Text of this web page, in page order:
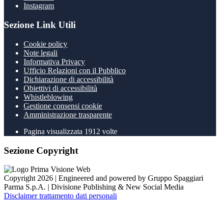
Instagram
Sezione Link Utili
Cookie policy
Note legali
Informativa Privacy
Ufficio Relazioni con il Pubblico
Dichiarazione di accessibilità
Obiettivi di accessibilità
Whistleblowing
Gestione consensi cookie
Amministrazione trasparente
Pagina visualizzata 1912 volte
Sezione Copyright
Copyright 2026 | Engineered and powered by Gruppo Spaggiari
Parma S.p.A. | Divisione Publishing & New Social Media
Disclaimer trattamento dati personali